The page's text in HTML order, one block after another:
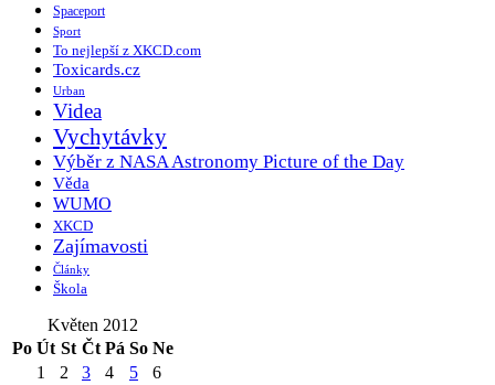
Spaceport
Sport
To nejlepší z XKCD.com
Toxicards.cz
Urban
Videa
Vychytávky
Výběr z NASA Astronomy Picture of the Day
Věda
WUMO
XKCD
Zajímavosti
Články
Škola
Květen 2012
Po Út St Čt Pá So Ne
1
2 3 4 5
6